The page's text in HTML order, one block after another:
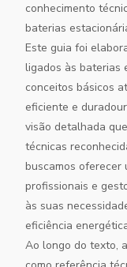
conhecimento
baterias
Este guia foi
ligados às baterias
conceitos básicos
eficiente e
visão detalhada
técnicas
buscamos oferecer
profissionais e
às suas
eficiência
Ao longo do texto, a